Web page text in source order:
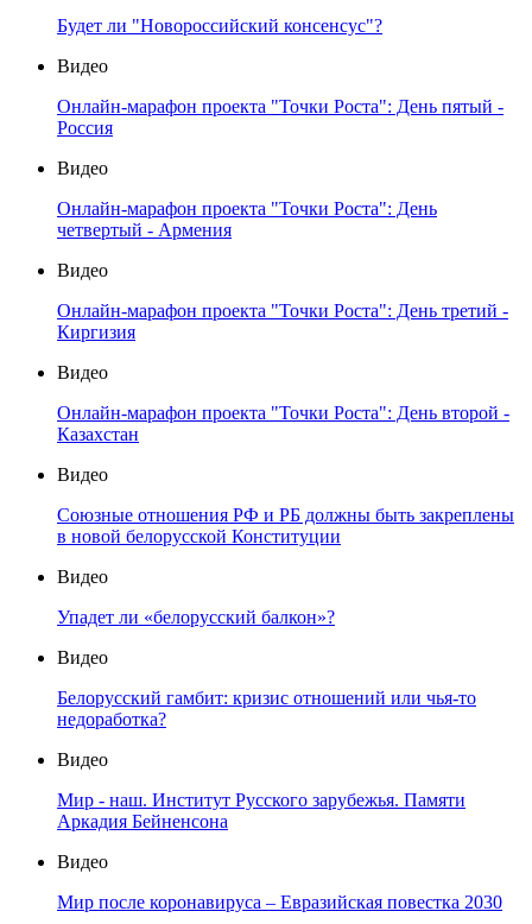
Будет ли "Новороссийский консенсус"?
Видео
Онлайн-марафон проекта "Точки Роста": День пятый -
Россия
Видео
Онлайн-марафон проекта "Точки Роста": День
четвертый - Армения
Видео
Онлайн-марафон проекта "Точки Роста": День третий -
Киргизия
Видео
Онлайн-марафон проекта "Точки Роста": День второй -
Казахстан
Видео
Союзные отношения РФ и РБ должны быть закреплены
в новой белорусской Конституции
Видео
Упадет ли «белорусский балкон»?
Видео
Белорусский гамбит: кризис отношений или чья-то
недоработка?
Видео
Мир - наш. Институт Русского зарубежья. Памяти
Аркадия Бейненсона
Видео
Мир после коронавируса – Евразийская повестка 2030